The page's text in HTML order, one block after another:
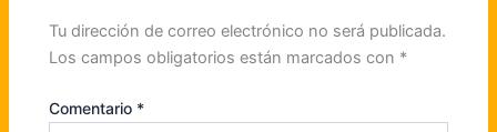
Tu dirección de correo electrónico no será publicada.
Los campos obligatorios están marcados con *
Comentario *